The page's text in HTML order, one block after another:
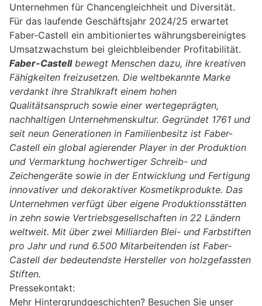
Unternehmen für Chancengleichheit und Diversität.
Für das laufende Geschäftsjahr 2024/25 erwartet
Faber-Castell ein ambitioniertes währungsbereinigtes
Umsatzwachstum bei gleichbleibender Profitabilität.
Faber-Castellbewegt Menschen dazu, ihre kreativen
Fähigkeiten freizusetzen. Die weltbekannte Marke
verdankt ihre Strahlkraft einem hohen
Qualitätsanspruch sowie einer wertegeprägten,
nachhaltigen Unternehmenskultur. Gegründet 1761 und
seit neun Generationen in Familienbesitz ist Faber-
Castell ein global agierender Player in der Produktion
und Vermarktung hochwertiger Schreib- und
Zeichengeräte sowie in der Entwicklung und Fertigung
innovativer und dekoraktiver Kosmetikprodukte. Das
Unternehmen verfügt über eigene Produktionsstätten
in zehn sowie Vertriebsgesellschaften in 22 Ländern
weltweit. Mit über zwei Milliarden Blei- und Farbstiften
pro Jahr und rund 6.500 Mitarbeitenden ist Faber-
Castell der bedeutendste Hersteller von holzgefassten
Stiften.
Pressekontakt:
Mehr Hintergrundgeschichten? Besuchen Sie unser